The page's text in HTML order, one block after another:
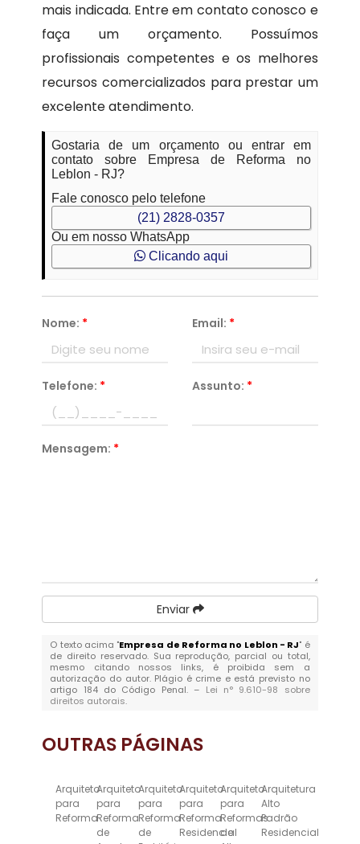
mais indicada. Entre em contato conosco e
faça um orçamento. Possuímos
profissionais competentes e os melhores
recursos comercializados para prestar um
excelente atendimento.
Gostaria de um orçamento ou entrar em
contato sobre Empresa de Reforma no
Leblon - RJ?
Fale conosco pelo telefone
(21) 2828-0357
Ou em nosso WhatsApp
Clicando aqui
Nome: * Email: *
Telefone: * Assunto: *
Mensagem: *
Enviar
O texto acima "Empresa de Reforma no Leblon - RJ" é
de direito reservado. Sua reprodução, parcial ou total,
mesmo citando nossos links, é proibida sem a
autorização do autor. Plágio é crime e está previsto no
artigo 184 do Código Penal. – Lei n° 9.610-98 sobre
direitos autorais.
OUTRAS PÁGINAS
Arquiteto
para
Reforma
Arquiteto
para
Reforma
de
Arquiteto
para
Reforma
de
Arquiteto
para
Reforma
Residencial
Arquiteto
para
Reformas
de
Arquitetura
Alto
Padrão
Residencial